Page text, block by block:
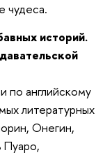
чудеса.
историй.
по английскому
литературных
Онегин,
Пуаро,